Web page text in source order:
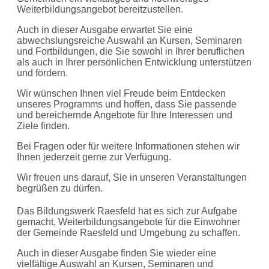
Weiterbildungsangebot bereitzustellen.
Auch in dieser Ausgabe erwartet Sie eine
abwechslungsreiche Auswahl an Kursen, Seminaren
und Fortbildungen, die Sie sowohl in Ihrer beruflichen
als auch in Ihrer persönlichen Entwicklung unterstützen
und fördern.
Wir wünschen Ihnen viel Freude beim Entdecken
unseres Programms und hoffen, dass Sie passende
und bereichernde Angebote für Ihre Interessen und
Ziele finden.
Bei Fragen oder für weitere Informationen stehen wir
Ihnen jederzeit gerne zur Verfügung.
Wir freuen uns darauf, Sie in unseren Veranstaltungen
begrüßen zu dürfen.
Das Bildungswerk Raesfeld hat es sich zur Aufgabe
gemacht, Weiterbildungsangebote für die Einwohner
der Gemeinde Raesfeld und Umgebung zu schaffen.
Auch in dieser Ausgabe finden Sie wieder eine
vielfältige Auswahl an Kursen, Seminaren und